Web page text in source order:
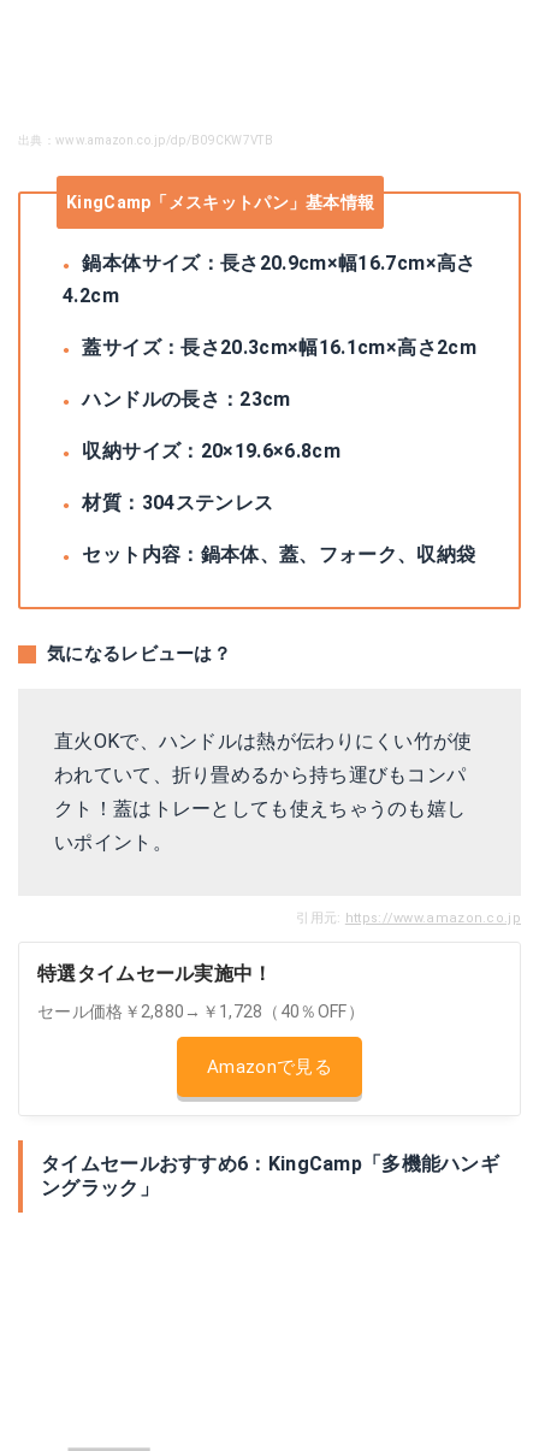
出典：www.amazon.co.jp/dp/B09CKW7VTB
KingCamp「メスキットパン」基本情報
鍋本体サイズ：長さ20.9cm×幅16.7cm×高さ
4.2cm
蓋サイズ：長さ20.3cm×幅16.1cm×高さ2cm
ハンドルの長さ：23cm
収納サイズ：20×19.6×6.8cm
材質：304ステンレス
セット内容：鍋本体、蓋、フォーク、収納袋
気になるレビューは？
直火OKで、ハンドルは熱が伝わりにくい竹が使
われていて、折り畳めるから持ち運びもコンパ
クト！蓋はトレーとしても使えちゃうのも嬉し
いポイント。
引用元: https://www.amazon.co.jp
特選タイムセール実施中！
セール価格￥2,880→￥1,728（40％OFF）
Amazonで見る
タイムセールおすすめ6：KingCamp「多機能ハンギ
ングラック」